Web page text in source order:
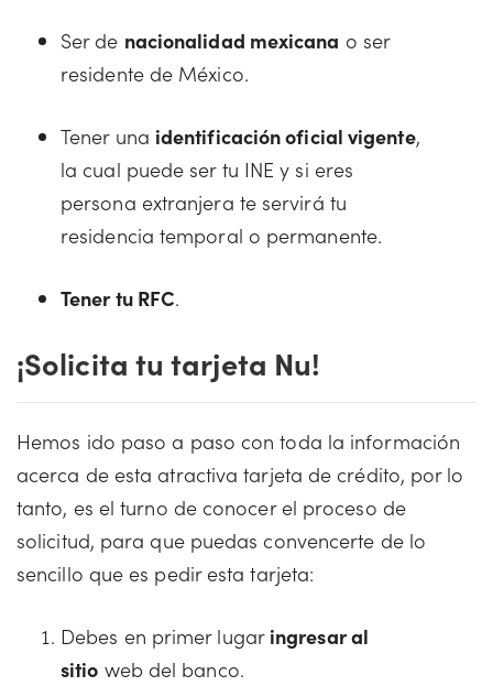
Ser de nacionalidad mexicana o ser
residente de México.
Tener una identificación oficial vigente,
la cual puede ser tu INE y si eres
persona extranjera te servirá tu
residencia temporal o permanente.
Tener tu RFC.
¡Solicita tu tarjeta Nu!
Hemos ido paso a paso con toda la información
acerca de esta atractiva tarjeta de crédito, por lo
tanto, es el turno de conocer el proceso de
solicitud, para que puedas convencerte de lo
sencillo que es pedir esta tarjeta:
Debes en primer lugar ingresar al
sitio web del banco.